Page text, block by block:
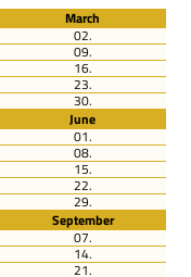
March
02.
09.
16.
23.
30.
June
01.
08.
15.
22.
29.
September
07.
14.
21.